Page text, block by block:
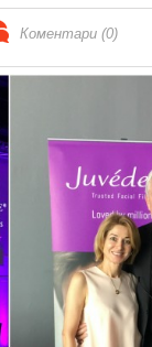
Коментари (0)